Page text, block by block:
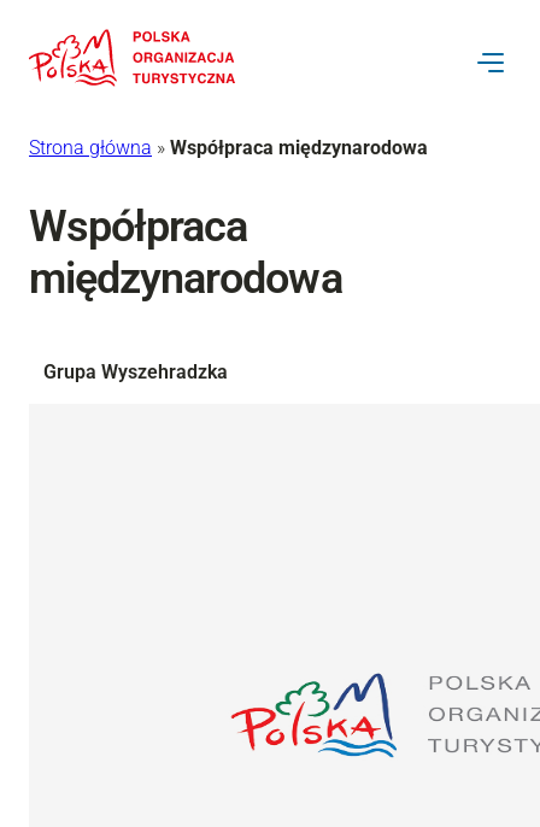
Strona główna » Współpraca międzynarodowa
Współpraca
międzynarodowa
Grupa Wyszehradzka